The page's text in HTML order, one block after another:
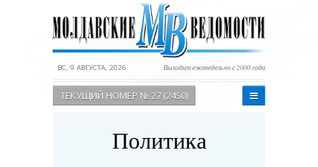
ВС, 9 АВГУСТА, 2026 Выходит еженедельно с 2000 года
ТЕКУЩИЙ НОМЕР № 27 (2450)
Политика